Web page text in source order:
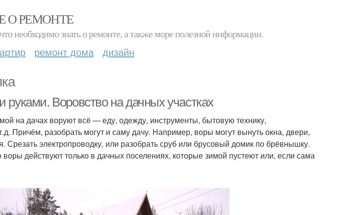
О РЕМОНТЕ
необходимо знать о ремонте, а также море полезной информации.
ремонт дома дизайн
руками. Воровство на дачных участках
на дачах воруют всё — еду, одежду, инструменты, бытовую технику,
Причём, разобрать могут и саму дачу. Например, воры могут вынуть окна, двери,
Срезать электропроводку, или разобрать сруб или брусовый домик по брёвнышку.
воры действуют только в дачных поселениях, которые зимой пустеют или, если сама